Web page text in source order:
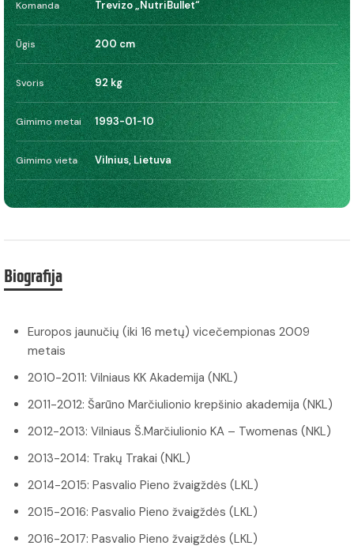
Komanda Trevizo „NutriBullet“
Ūgis 200 cm
Svoris 92 kg
Gimimo metai 1993-01-10
Gimimo vieta Vilnius, Lietuva
Biografija
Europos jaunučių (iki 16 metų) vicečempionas 2009
metais
2010-2011: Vilniaus KK Akademija (NKL)
2011-2012: Šarūno Marčiulionio krepšinio akademija (NKL)
2012-2013: Vilniaus Š.Marčiulionio KA – Twomenas (NKL)
2013-2014: Trakų Trakai (NKL)
2014-2015: Pasvalio Pieno žvaigždės (LKL)
2015-2016: Pasvalio Pieno žvaigždės (LKL)
2016-2017: Pasvalio Pieno žvaigždės (LKL)